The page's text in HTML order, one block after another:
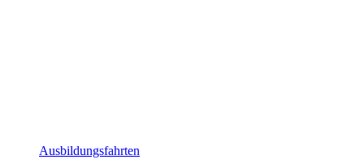
Ausbildungsfahrten